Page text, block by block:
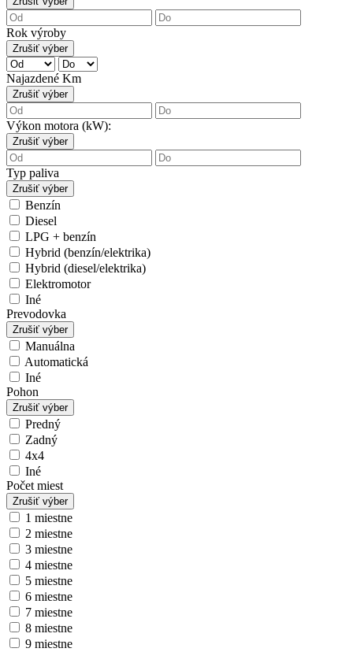
Rok výroby
Zrušiť výber
Najazdené Km
Zrušiť výber
Výkon motora (kW):
Zrušiť výber
Typ paliva
Zrušiť výber
Benzín
Diesel
LPG + benzín
Hybrid (benzín/elektrika)
Hybrid (diesel/elektrika)
Elektromotor
Iné
Prevodovka
Zrušiť výber
Manuálna
Automatická
Iné
Pohon
Zrušiť výber
Predný
Zadný
4x4
Iné
Počet miest
Zrušiť výber
1 miestne
2 miestne
3 miestne
4 miestne
5 miestne
6 miestne
7 miestne
8 miestne
9 miestne